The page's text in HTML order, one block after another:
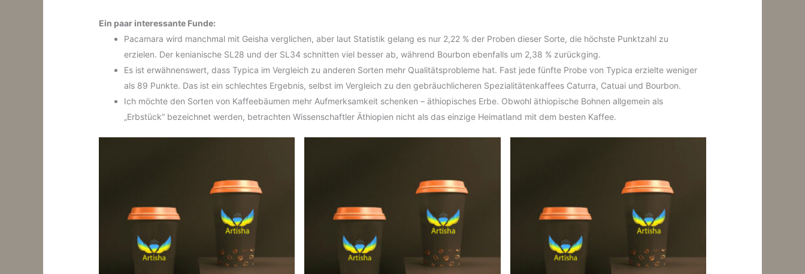
Ein paar interessante Funde:
Pacamara wird manchmal mit Geisha verglichen, aber laut Statistik gelang es nur 2,22 % der Proben dieser Sorte, die höchste Punktzahl zu
erzielen. Der kenianische SL28 und der SL34 schnitten viel besser ab, während Bourbon ebenfalls um 2,38 % zurückging.
Es ist erwähnenswert, dass Typica im Vergleich zu anderen Sorten mehr Qualitätsprobleme hat. Fast jede fünfte Probe von Typica erzielte weniger
als 89 Punkte. Das ist ein schlechtes Ergebnis, selbst im Vergleich zu den gebräuchlicheren Spezialitätenkaffees Caturra, Catuai und Bourbon.
Ich möchte den Sorten von Kaffeebäumen mehr Aufmerksamkeit schenken – äthiopisches Erbe. Obwohl äthiopische Bohnen allgemein als
„Erbstück“ bezeichnet werden, betrachten Wissenschaftler Äthiopien nicht als das einzige Heimatland mit dem besten Kaffee.